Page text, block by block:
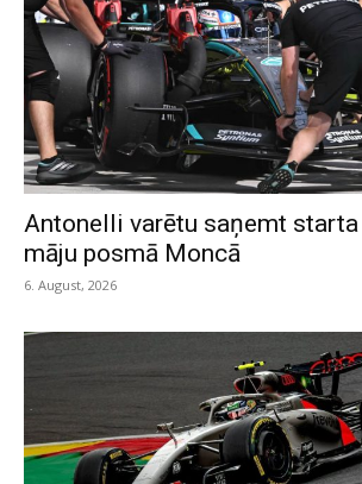
Antonelli varētu saņemt
māju posmā Moncā
6. August, 2026